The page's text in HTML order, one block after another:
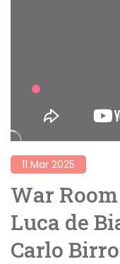
11 Mar 2025
War
Luca de
Carlo